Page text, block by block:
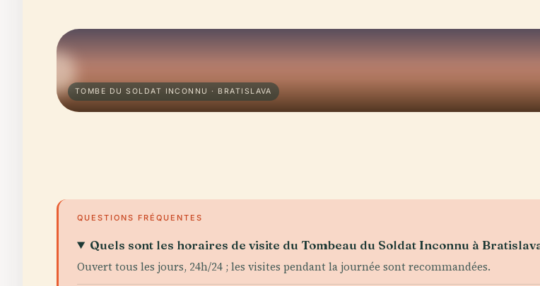
TOMBE DU SOLDAT INCONNU · BRATISLAVA
QUESTIONS FRÉQUENTES
Quels sont les horaires de visite du Tombeau du Soldat Inconnu à
Ouvert tous les jours, 24h/24 ; les visites pendant la journée sont recommandées.